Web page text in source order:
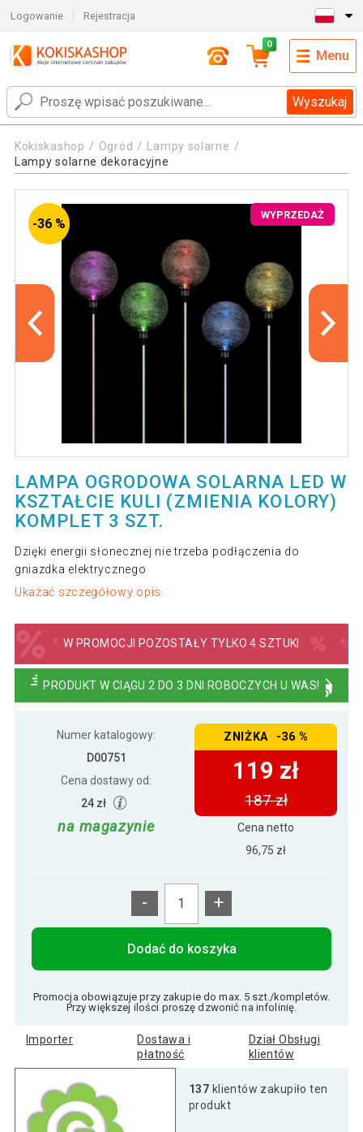
Logowanie Rejestracja
Wyszukaj
0
Menu
Kokiskashop Ogród
Lampy solarne
Lampy solarne dekoracyjne
-36 %
WYPRZEDAŻ
LAMPA OGRODOWA SOLARNA LED W
KSZTAŁCIE KULI (ZMIENIA KOLORY)
KOMPLET 3 SZT.
Dzięki energii słonecznej nie trzeba podłączenia do
gniazdka elektrycznego
Ukazać szczegółowy opis
W PROMOCJI POZOSTAŁY TYLKO 4 SZTUKI
PRODUKT W CIĄGU 2 DO 3 DNI ROBOCZYCH U WAS!
Numer katalogowy:
D00751
Cena dostawy od:
24 zł
na magazynie
ZNIŻKA -36 %
119 zł
187 zł
Cena netto
96,75 zł
- +
Dodać do koszyka
Promocja obowiązuje przy zakupie do max. 5 szt./kompletów.
Przy większej ilości proszę dzwonić na infolinię.
Importer
Dostawa i
płatność
Dział Obsługi
klientów
137 klientów zakupiło ten
produkt